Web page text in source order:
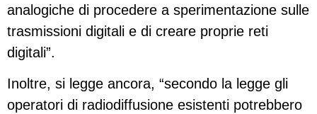
analogiche di procedere a sperimentazione sulle
trasmissioni digitali e di creare proprie reti
digitali”.
Inoltre, si legge ancora, “secondo la legge gli
operatori di radiodiffusione esistenti potrebbero